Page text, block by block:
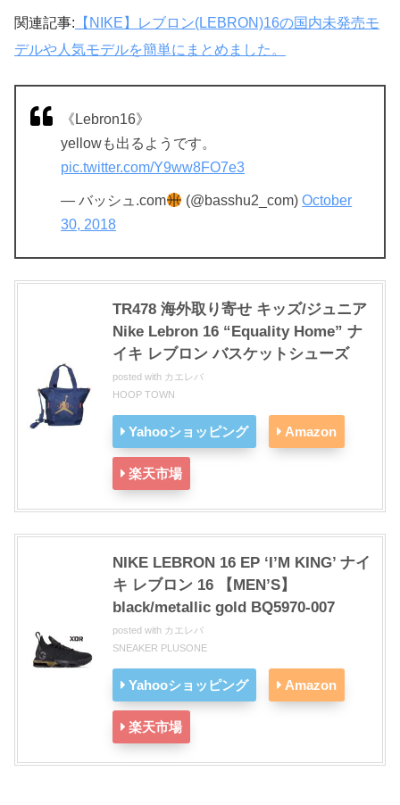
関連記事: 【NIKE】レブロン(LEBRON)16の国内未発売モ
デルや人気モデルを簡単にまとめました。
《Lebron16》
yellowも出るようです。
pic.twitter.com/Y9ww8FO7e3
— バッシュ.com (@basshu2_com)October
30, 2018
TR478 海外取り寄せ キッズ/ジュニア
Nike Lebron 16 “Equality Home” ナ
イキ レブロン バスケットシューズ
posted with カエレバ
HOOP TOWN
Yahooショッピング Amazon
楽天市場
NIKE LEBRON 16 EP ‘I’M KING’ ナイ
キ レブロン 16 【MEN’S】
black/metallic gold BQ5970-007
posted with カエレバ
SNEAKER PLUSONE
Yahooショッピング Amazon
楽天市場